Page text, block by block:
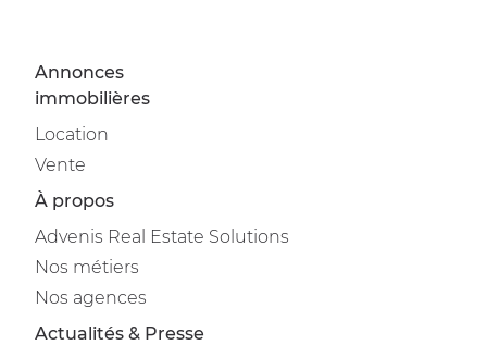
Annonces
immobilières
Location
Vente
À propos
Advenis Real Estate Solutions
Nos métiers
Nos agences
Actualités & Presse